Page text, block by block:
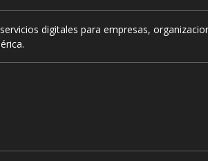
digitales para empresas,